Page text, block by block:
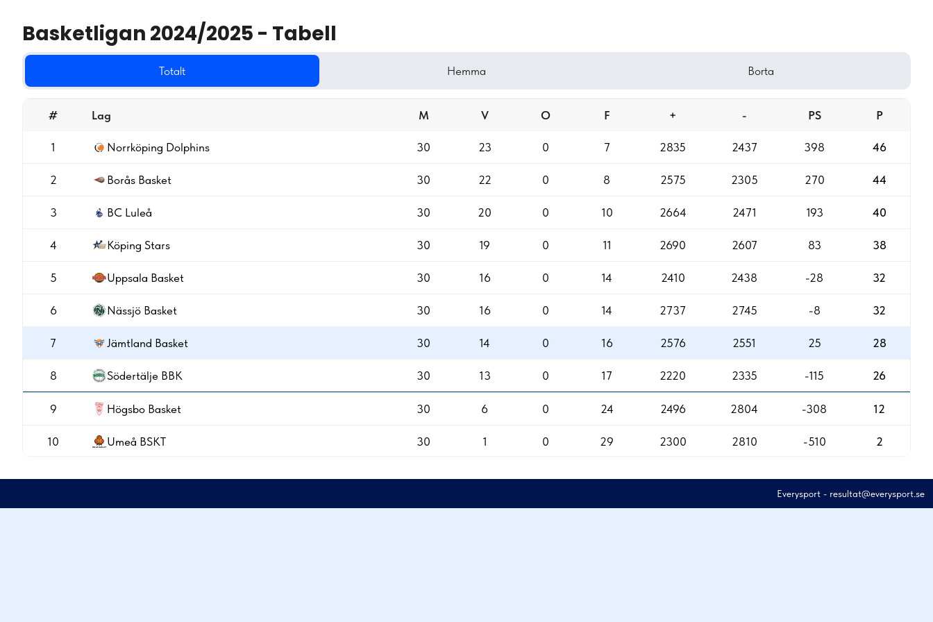
Basketligan 2024/2025 - Tabell
Totalt Hemma Borta
# Lag M V O F + - PS P
1 Norrköping Dolphins 30 23 0 7 2835 2437 398 46
2 Borås Basket 30 22 0 8 2575 2305 270 44
3 BC Luleå 30 20 0 10 2664 2471 193 40
4 Köping Stars 30 19 0 11 2690 2607 83 38
5 Uppsala Basket 30 16 0 14 2410 2438 -28 32
6 Nässjö Basket 30 16 0 14 2737 2745 -8 32
7 Jämtland Basket 30 14 0 16 2576 2551 25 28
8 Södertälje BBK 30 13 0 17 2220 2335 -115 26
9 Högsbo Basket 30 6 0 24 2496 2804 -308 12
10 Umeå BSKT 30 1 0 29 2300 2810 -510 2
Everysport - resultat@everysport.se